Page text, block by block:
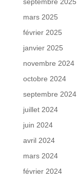
mars 2025
février 2025
janvier 2025
novembre 2024
octobre 2024
septembre 2024
juillet 2024
juin 2024
avril 2024
mars 2024
février 2024